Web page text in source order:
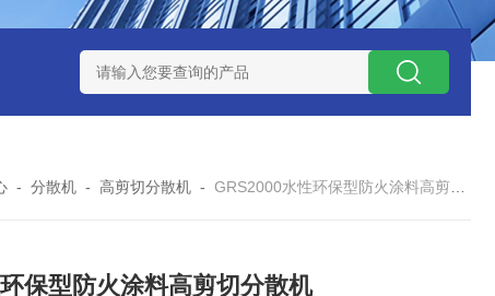
LNHZ-1200碳包覆回转炉 LNHZ-1200可倾斜式回转炉
-分散机 -高剪切分散机 -GRS2000水性环保型防火涂料高剪切分散机
保型防火涂料高剪切分散机